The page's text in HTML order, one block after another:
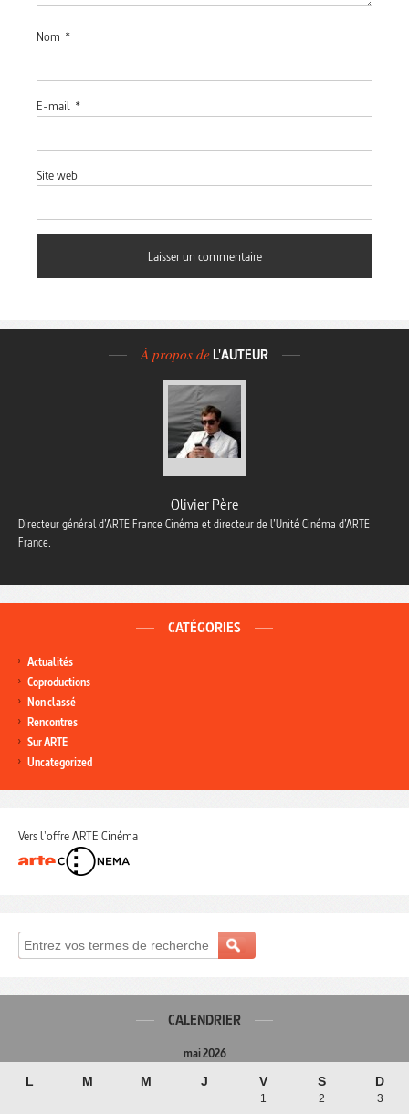
Nom *
E-mail *
Site web
À propos de L'AUTEUR
Olivier Père
Directeur général d’ARTE France Cinéma et directeur de l’Unité Cinéma d’ARTE
France.
CATÉGORIES
Actualités
Coproductions
Non classé
Rencontres
Sur ARTE
Uncategorized
Vers l'offre ARTE Cinéma
CALENDRIER
mai 2026
L M M J V S D
1 2
3